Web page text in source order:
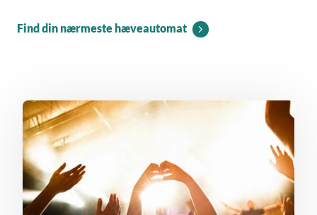
Find din nærmeste hæveautomat